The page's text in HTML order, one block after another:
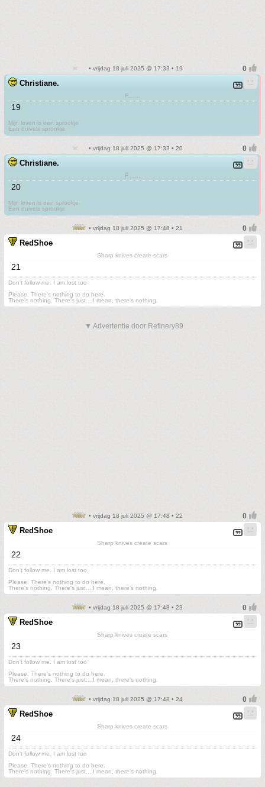
• vrijdag 18 juli 2025 @ 17:33 • 19
Christiane.
F.......
19
Mijn leven is een sprookje
Een duivels sprookje
• vrijdag 18 juli 2025 @ 17:33 • 20
Christiane.
F.......
20
Mijn leven is een sprookje
Een duivels sprookje
• vrijdag 18 juli 2025 @ 17:48 • 21
RedShoe
Sharp knives create scars
21
Don't follow me. I am lost too
Please. There's nothing to do here.
There's nothing. There's just....I mean, there's nothing.
▼ Advertentie door Refinery89
• vrijdag 18 juli 2025 @ 17:48 • 22
RedShoe
Sharp knives create scars
22
Don't follow me. I am lost too
Please. There's nothing to do here.
There's nothing. There's just....I mean, there's nothing.
• vrijdag 18 juli 2025 @ 17:48 • 23
RedShoe
Sharp knives create scars
23
Don't follow me. I am lost too
Please. There's nothing to do here.
There's nothing. There's just....I mean, there's nothing.
• vrijdag 18 juli 2025 @ 17:48 • 24
RedShoe
Sharp knives create scars
24
Don't follow me. I am lost too
Please. There's nothing to do here.
There's nothing. There's just....I mean, there's nothing.